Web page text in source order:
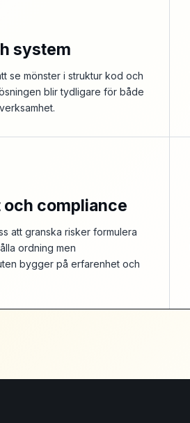
system
se mönster i struktur kod och
blir tydligare för både
och compliance
att granska risker formulera
ordning men
bygger på erfarenhet och